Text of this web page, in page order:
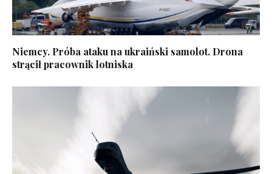
Niemcy. Próba ataku na ukraiński samolot. Drona
strącił pracownik lotniska